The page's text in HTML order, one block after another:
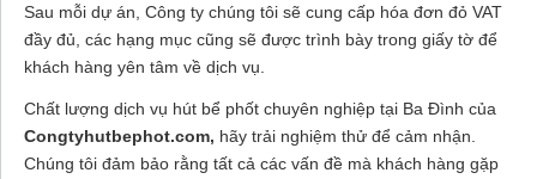
Sau mỗi dự án, Công ty chúng tôi sẽ cung cấp hóa đơn đỏ VAT
đầy đủ, các hạng mục cũng sẽ được trình bày trong giấy tờ để
khách hàng yên tâm về dịch vụ.
Chất lượng dịch vụ hút bể phốt chuyên nghiệp tại Ba Đình của
Congtyhutbephot.com, hãy trải nghiệm thử để cảm nhận.
Chúng tôi đảm bảo rằng tất cả các vấn đề mà khách hàng gặp